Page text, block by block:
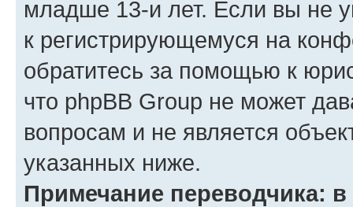
младше 13-и лет. Если вы не
к регистрирующемуся на
обратитесь за помощью к
что phpBB Group не может
вопросам и не является
указанных ниже.
Примечание переводчика: